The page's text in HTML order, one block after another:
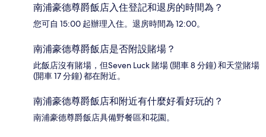
南浦豪德尊爵飯店入住登記和退房的時間為？
您可自 15:00 起辦理入住。退房時間為 12:00。
南浦豪德尊爵飯店是否附設賭場？
此飯店沒有賭場，但Seven Luck 賭場 (開車 8 分鐘) 和天堂賭場
(開車 17 分鐘) 都在附近。
南浦豪德尊爵飯店和附近有什麼好看好玩的？
南浦豪德尊爵飯店具備野餐區和花園。